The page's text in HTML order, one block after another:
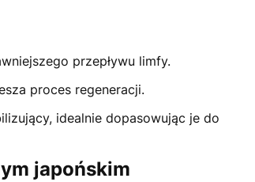
przepływu limfy.
proces regeneracji.
idealnie dopasowując je do
japońskim